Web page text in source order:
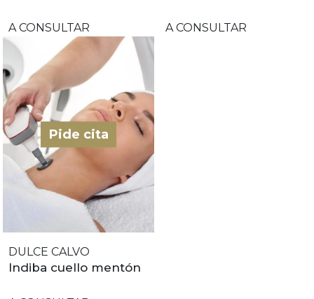
A CONSULTAR A CONSULTAR
Pide cita
DULCE CALVO
Indiba cuello mentón